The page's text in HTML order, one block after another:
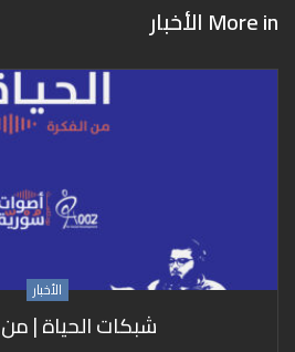
More in الأخبار
الأخبار
شبكات الحياة |